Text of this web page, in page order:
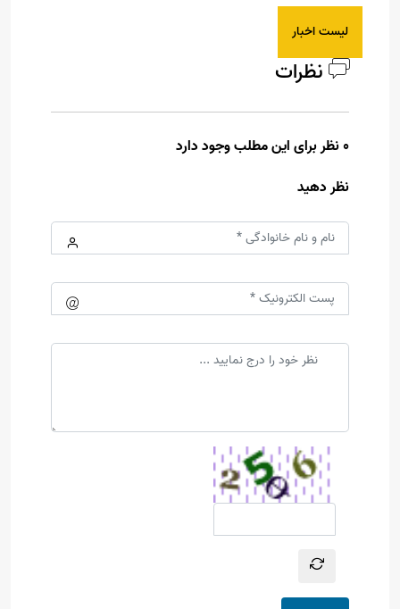
لیست اخبار
نظرات
0 نظر برای این مطلب وجود دارد
نظر دهید